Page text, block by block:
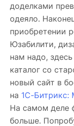
доделками
одеяло.
приобретении
Юзабилити,
нам надо,
каталог со
новый сайт в
на 1С-Битрикс:
На самом деле
больше.